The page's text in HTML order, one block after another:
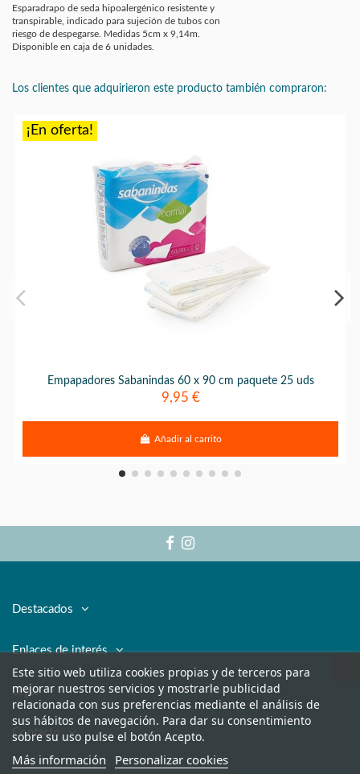
Esparadrapo de seda hipoalergénico resistente y
transpirable, indicado para sujeción de tubos con
riesgo de despegarse. Medidas 5cm x 9,14m.
Disponible en caja de 6 unidades.
Los clientes que adquirieron este producto también compraron:
¡En oferta!
Empapadores Sabanindas 60 x 90 cm paquete 25 uds
9,95 €
Añadir al carrito
Destacados
Enlaces de interés
Legal
Contacto
Este sitio web utiliza cookies propias y de terceros para
mejorar nuestros servicios y mostrarle publicidad
relacionada con sus preferencias mediante el análisis de
sus hábitos de navegación. Para dar su consentimiento
sobre su uso pulse el botón Acepto.
Más información Personalizar cookies